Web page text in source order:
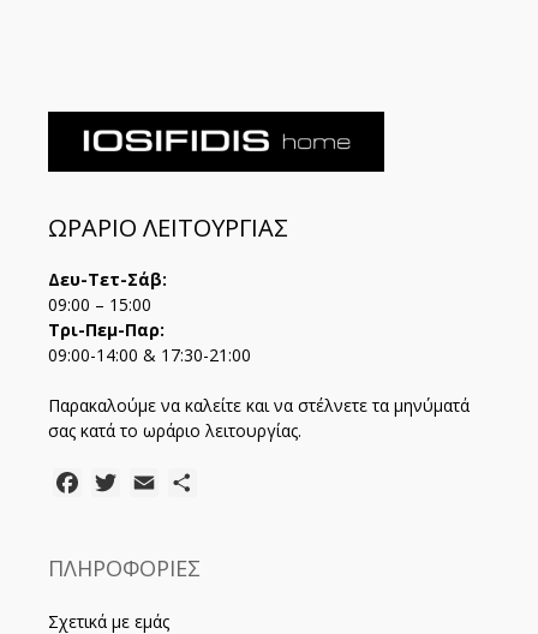
ΩΡΑΡΙΟ ΛΕΙΤΟΥΡΓΙΑΣ
Δευ-Τετ-Σάβ:
09:00 – 15:00
Τρι-Πεμ-Παρ:
09:00-14:00 & 17:30-21:00
Παρακαλούμε να καλείτε και να στέλνετε τα μηνύματά
σας κατά το ωράριο λειτουργίας.
FacebookTwitter
Email
ΠΛΗΡΟΦΟΡΙΕΣ
Σχετικά με εμάς